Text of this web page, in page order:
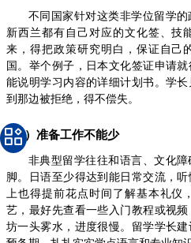
不同国家针对这类非学位留学的
新西兰都有自己对应的文化签、技
来，得把政策研究明白，保证自己
国。举个例子，日本文化签证申请
能说明学习内容的详细计划书。学
到那边被拒绝，得不偿失。
（3）准备工作不能少
非典型留学往往和语言、文化
脚。日语至少得达到能日常交流，
上也得提前花点时间了解基本礼仪
艺，最好先查看一些入门教程或视
坊一头雾水，进度很慢。留学学长